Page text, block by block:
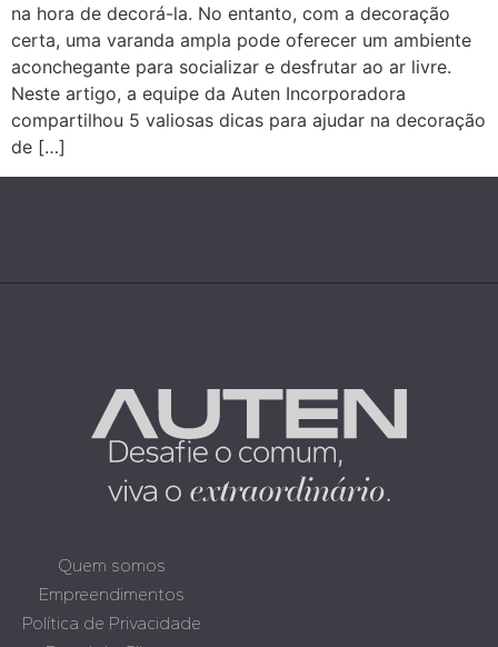
na hora de decorá-la. No entanto, com a decoração
certa, uma varanda ampla pode oferecer um ambiente
aconchegante para socializar e desfrutar ao ar livre.
Neste artigo, a equipe da Auten Incorporadora
compartilhou 5 valiosas dicas para ajudar na decoração
de […]
Quem somos
Empreendimentos
Política de Privacidade